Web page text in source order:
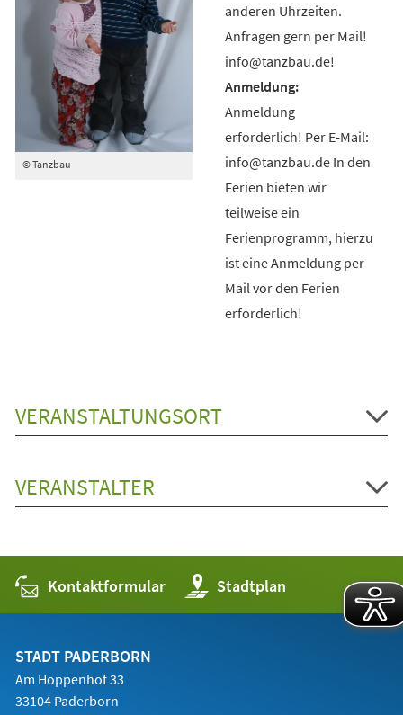
© Tanzbau
anderen Uhrzeiten.
Anfragen gern per Mail!
info@tanzbau.de!
Anmeldung
erforderlich! Per E-Mail:
info@tanzbau.de In den
Ferien bieten wir
teilweise ein
Ferienprogramm, hierzu
ist eine Anmeldung per
Mail vor den Ferien
erforderlich!
VERANSTALTUNGSORT
VERANSTALTER
Kontaktformular Stadtplan
(Öffnet
in
einem
STADT PADERBORN
Am Hoppenhof 33
33104 Paderborn